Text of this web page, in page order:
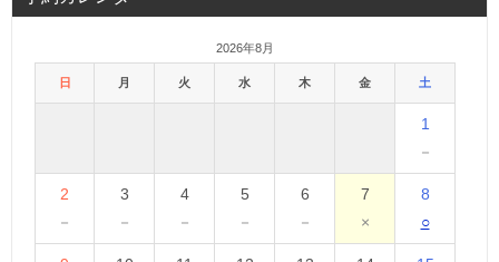
2026年8月
日 月 火 水 木 金 土
1
－
2
－
3
－
4
－
5
－
6
－
7
×
8
○